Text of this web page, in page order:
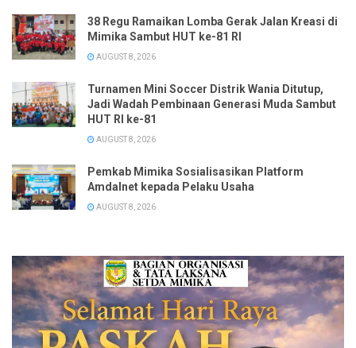
38 Regu Ramaikan Lomba Gerak Jalan Kreasi di
Mimika Sambut HUT ke-81 RI
AUGUST 8, 2026
Turnamen Mini Soccer Distrik Wania Ditutup,
Jadi Wadah Pembinaan Generasi Muda Sambut
HUT RI ke-81
AUGUST 8, 2026
Pemkab Mimika Sosialisasikan Platform
Amdalnet kepada Pelaku Usaha
AUGUST 8, 2026